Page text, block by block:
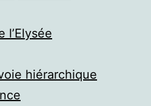
l’Elysée
hiérarchique